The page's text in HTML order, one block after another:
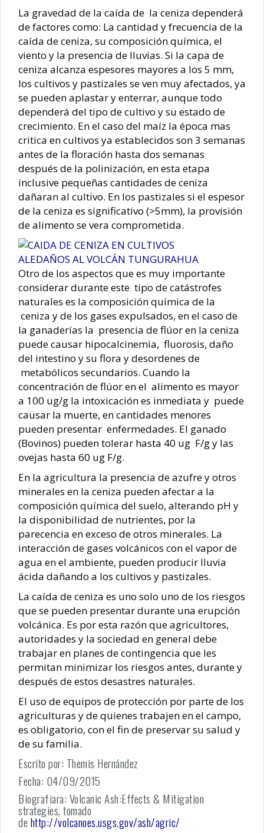
La gravedad de la caída de la ceniza dependerá
de factores como: La cantidad y frecuencia de la
caída de ceniza, su composición química, el
viento y la presencia de lluvias. Si la capa de
ceniza alcanza espesores mayores a los 5 mm,
los cultivos y pastizales se ven muy afectados, ya
se pueden aplastar y enterrar, aunque todo
dependerá del tipo de cultivo y su estado de
crecimiento. En el caso del maíz la época mas
critica en cultivos ya establecidos son 3 semanas
antes de la floración hasta dos semanas
después de la polinización, en esta etapa
inclusive pequeñas cantidades de ceniza
dañaran al cultivo. En los pastizales si el espesor
de la ceniza es significativo (>5mm), la provisión
de alimento se vera comprometida.
Otro de los aspectos que es muy importante
considerar durante este tipo de catástrofes
naturales es la composición química de la
ceniza y de los gases expulsados, en el caso de
la ganaderías la presencia de flúor en la ceniza
puede causar hipocalcinemia, fluorosis, daño
del intestino y su flora y desordenes de
metabólicos secundarios. Cuando la
concentración de flúor en el alimento es mayor
a 100 ug/g la intoxicación es inmediata y puede
causar la muerte, en cantidades menores
pueden presentar enfermedades. El ganado
(Bovinos) pueden tolerar hasta 40 ug F/g y las
ovejas hasta 60 ug F/g.
En la agricultura la presencia de azufre y otros
minerales en la ceniza pueden afectar a la
composición química del suelo, alterando pH y
la disponibilidad de nutrientes, por la
parecencia en exceso de otros minerales. La
interacción de gases volcánicos con el vapor de
agua en el ambiente, pueden producir lluvia
ácida dañando a los cultivos y pastizales.
La caída de ceniza es uno solo uno de los riesgos
que se pueden presentar durante una erupción
volcánica. Es por esta razón que agricultores,
autoridades y la sociedad en general debe
trabajar en planes de contingencia que les
permitan minimizar los riesgos antes, durante y
después de estos desastres naturales.
El uso de equipos de protección por parte de los
agriculturas y de quienes trabajen en el campo,
es obligatorio, con el fin de preservar su salud y
de su familia.
Escrito por: Themis Hernández
Fecha: 04/09/2015
Biografiara: Volcanic Ash:Effects & Mitigation
strategies, tomado
de http://volcanoes.usgs.gov/ash/agric/